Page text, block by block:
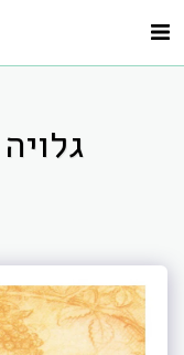
גלויה 16 ללא טקסט